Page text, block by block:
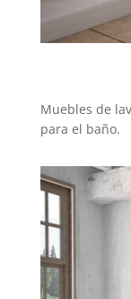
Muebles de
para el baño.